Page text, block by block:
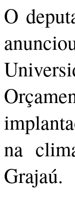
O
na
Grajaú.